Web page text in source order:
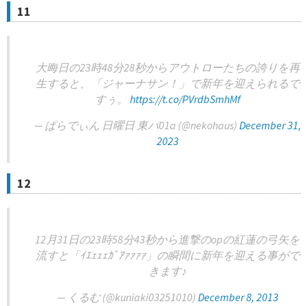
11
大晦日の23時48分28秒からアウトローたちの誇りを再
生すると、「ジャーナサン！」で新年を迎えられるで
すぅ。 https://t.co/PVrdbSmhMf
— ぱらでぃん 日曜日 東パ01a (@nekohaus) December 31,
2023
12
12月31日の23時58分43秒から進撃のopの紅蓮の弓矢を
流すと「ｲｴｪｪｪｶﾞｱｧｧｧｧ」の瞬間に新年を迎える事がで
きます♪
— くるむ (@kuniaki03251010) December 8, 2013